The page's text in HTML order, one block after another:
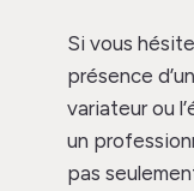
Si vous
présence
variateur ou
un
pas